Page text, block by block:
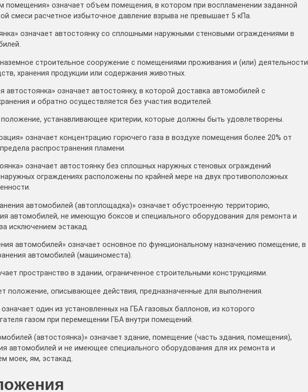
помещения» означает объем помещения, в котором при воспламенении заданной
смеси расчетное избыточное давление взрыва не превышает 5 кПа.
означает автостоянку со сплошными наружными стеновыми ограждениями в
строительное сооружение с помещениями проживания и (или) деятельности
хранения продукции или содержания животных.
автостоянка» означает автостоянку, в которой доставка автомобилей с
и обратно осуществляется без участия водителей.
устанавливающее критерии, которые должны быть удовлетворены.
означает концентрацию горючего газа в воздухе помещения более 20% от
распространения пламени.
означает автостоянку без сплошных наружных стеновых ограждений
ограждениях расположены по крайней мере на двух противоположных
автомобилей (автоплощадка)» означает обустроенную территорию,
автомобилей, не имеющую боксов и специального оборудования для ремонта и
исключением эстакад.
автомобилей» означает основное по функциональному назначению помещение, в
автомобилей (машиноместа).
пространство в здании, ограниченное строительными конструкциями.
положение, описывающее действия, предназначенные для выполнения.
один из установленных на ГБА газовых баллонов, из которого
газом при перемещении ГБА внутри помещений.
(автостоянка)» означает здание, помещение (часть здания, помещения),
автомобилей и не имеющее специального оборудования для их ремонта и
моек, ям, эстакад.